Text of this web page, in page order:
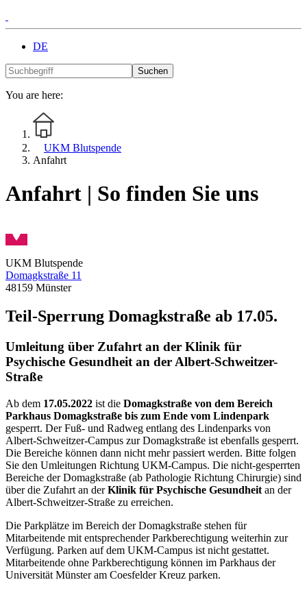
DE
Suchen
You are here:
UKM Blutspende
Anfahrt
Anfahrt | So finden Sie uns
UKM Blutspende
Domagkstraße 11
48159 Münster
Teil-Sperrung Domagkstraße ab 17.05.
Umleitung über Zufahrt an der Klinik für
Psychische Gesundheit an der Albert-Schweitzer-
Straße
Ab dem 17.05.2022 ist die Domagkstraße von dem Bereich
Parkhaus Domagkstraße bis zum Ende vom Lindenpark
gesperrt. Der Fuß- und Radweg entlang des Lindenparks von
Albert-Schweitzer-Campus zur Domagkstraße ist ebenfalls gesperrt.
Die Bereiche können dann nicht mehr passiert werden. Bitte folgen
Sie den Umleitungen Richtung UKM-Campus. Die nicht-gesperrten
Bereiche der Domagkstraße (ab Pathologie Richtung Chirurgie) sind
über die Zufahrt an derKlinik für Psychische Gesundheit an der
Albert-Schweitzer-Straße zu erreichen.
Die Parkplätze im Bereich der Domagkstraße stehen für
Mitarbeitende mit entsprechender Parkberechtigung weiterhin zur
Verfügung. Parken auf dem UKM-Campus ist nicht gestattet.
Mitarbeitende ohne Parkberechtigung können im Parkhaus der
Universität Münster am Coesfelder Kreuz parken.